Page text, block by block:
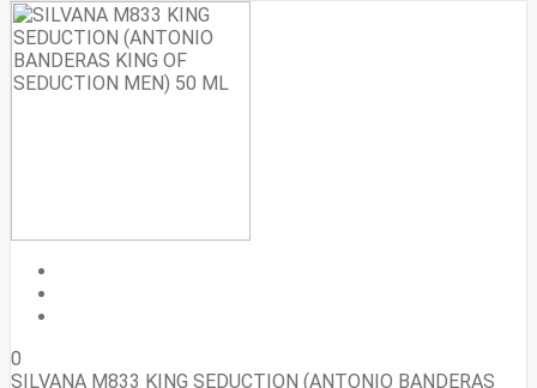
0
SILVANA M833 KING SEDUCTION (ANTONIO BANDERAS